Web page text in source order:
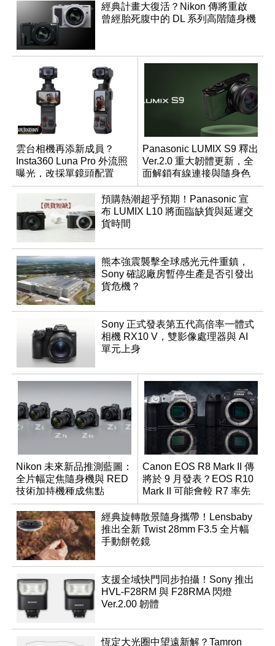
經典計畫大復活？Nikon 傳將重啟
曾經胎死腹中的 DL 系列高階隨身機
雲台相機再添新成員？
Insta360 Luna Pro 外流照
曝光，改採單鏡頭配置
Panasonic LUMIX S9 釋出
Ver.2.0 重大韌體更新，全
面解鎖有線連接與隨身色
調編輯
預購熱潮超乎預期！Panasonic 宣
布 LUMIX L10 將面臨缺貨與延遲交
貨時間
熊本強震襲擊全球感光元件重鎮，
Sony 確認廠房暫停生產是否引發出
貨危機？
Sony 正式發表第五代高倍率一體式
相機 RX10 V，雙影像處理器與 AI
單元上身
Nikon 未來新品推測藍圖：
全片幅定焦隨身機與 RED
技術加持機種成焦點
Canon EOS R8 Mark II 傳
將於 9 月發表？EOS R10
Mark II 可能會較 R7 率先
推出
經典旋轉散景隨身攜帶！Lensbaby
推出全新 Twist 28mm F3.5 全片幅
手動餅乾鏡
支援全域快門同步拍攝！Sony 推出
HVL-F28RM 與 F28RMA 閃燈
Ver.2.00 韌體
恆定大光圈中望遠新解？Tamron